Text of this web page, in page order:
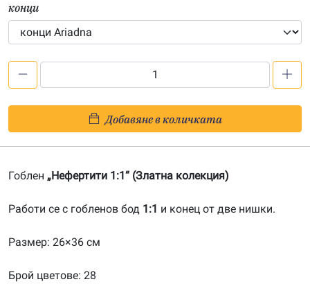
конци
1:1-
20191004
Добавяне в количката
Гоблен „Нефертити 1:1“ (Златна колекция)
Работи се с гобленов бод 1:1 и конец от две нишки.
Размер: 26×36 см
Брой цветове: 28